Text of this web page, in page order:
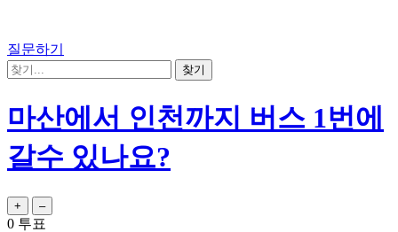
질문하기
마산에서 인천까지 버스 1번에
갈수 있나요?
0 투표